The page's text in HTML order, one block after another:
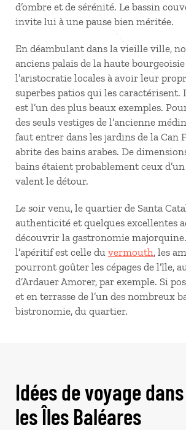
d’ombre et de sérénité. Le bassin
invite lui à une pause bien méritée.
En déambulant dans la vieille ville,
anciens palais de la haute
l’aristocratie locales à avoir leur
superbes patios qui les caractérisent.
est l’un des plus beaux exemples.
des seuls vestiges de l’ancienne
faut entrer dans les jardins de la Can
abrite des bains arabes. De
bains étaient probablement ceux
valent le détour.
Le soir venu, le quartier de Santa
authenticité et quelques excellentes
découvrir la gastronomie majorquine.
l’apéritif est celle du vermouth, les
pourront goûter les cépages de l’île,
d’Ardauer Amorer, par exemple. Si
et en terrasse de l’un des nombreux
bistronomie, du quartier.
Idées de voyage dans
les Îles Baléares